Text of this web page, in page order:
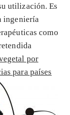
utilización. Es
ingeniería
como
por
para países